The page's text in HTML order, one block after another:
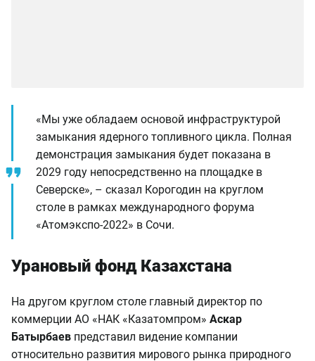
«Мы уже обладаем основой инфраструктурой
замыкания ядерного топливного цикла. Полная
демонстрация замыкания будет показана в
2029 году непосредственно на площадке в
Северске», – сказал Корогодин на круглом
столе в рамках международного форума
«Атомэкспо-2022» в Сочи.
Урановый фонд Казахстана
На другом круглом столе главный директор по
коммерции АО «НАК «Казатомпром» Аскар
Батырбаев представил видение компании
относительно развития мирового рынка природного